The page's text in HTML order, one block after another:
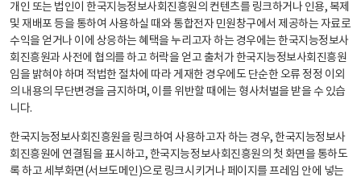
개인 또는 법인이 한국지능정보사회진흥원의 컨텐츠를 링크하거나 인용, 복제
및 재배포 등을 통하여 사용하실 때와 통합전자 민원창구에서 제공하는 자료로
수익을 얻거나 이에 상응하는 혜택을 누리고자 하는 경우에는 한국지능정보사
회진흥원과 사전에 협의를 하고 허락을 얻고 출처가 한국지능정보사회진흥원
임을 밝혀야 하며 적법한 절차에 따라 게재한 경우에도 단순한 오류 정정 이외
의 내용의 무단변경을 금지하며, 이를 위반할 때에는 형사처벌을 받을 수 있습
니다.
한국지능정보사회진흥원을 링크하여 사용하고자 하는 경우, 한국지능정보사
회진흥원에 연결됨을 표시하고, 한국지능정보사회진흥원의 첫 화면을 통하도
록 하고 세부화면(서브도메인)으로 링크시키거나 페이지를 프레임 안에 넣는